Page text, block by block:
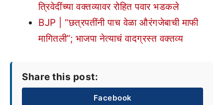
त्रिवेदींच्या वक्तव्यावर रोहित पवार भडकले
BJP | “छत्रपतींनी पाच वेळा औरंगजेबाची माफी
मागितली”; भाजपा नेत्याचं वादग्रस्त वक्तव्य
Share this post:
Facebook